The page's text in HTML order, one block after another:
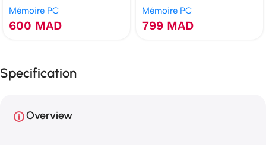
Mémoire PC
600 MAD
Mémoire PC
799 MAD
Specification
Overview